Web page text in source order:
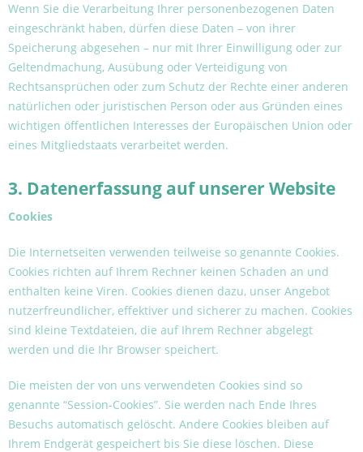
Wenn Sie die Verarbeitung Ihrer personenbezogenen Daten
eingeschränkt haben, dürfen diese Daten – von ihrer
Speicherung abgesehen – nur mit Ihrer Einwilligung oder zur
Geltendmachung, Ausübung oder Verteidigung von
Rechtsansprüchen oder zum Schutz der Rechte einer anderen
natürlichen oder juristischen Person oder aus Gründen eines
wichtigen öffentlichen Interesses der Europäischen Union oder
eines Mitgliedstaats verarbeitet werden.
3. Datenerfassung auf unserer Website
Cookies
Die Internetseiten verwenden teilweise so genannte Cookies.
Cookies richten auf Ihrem Rechner keinen Schaden an und
enthalten keine Viren. Cookies dienen dazu, unser Angebot
nutzerfreundlicher, effektiver und sicherer zu machen. Cookies
sind kleine Textdateien, die auf Ihrem Rechner abgelegt
werden und die Ihr Browser speichert.
Die meisten der von uns verwendeten Cookies sind so
genannte “Session-Cookies”. Sie werden nach Ende Ihres
Besuchs automatisch gelöscht. Andere Cookies bleiben auf
Ihrem Endgerät gespeichert bis Sie diese löschen. Diese